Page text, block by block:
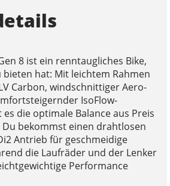
8 ist ein renntaugliches Bike,
bieten hat: Mit leichtem Rahmen
Carbon, windschnittiger Aero-
IsoFlow-
die optimale Balance aus Preis
bekommst einen drahtlosen
Antrieb für geschmeidige
die Laufräder und der Lenker
Performance